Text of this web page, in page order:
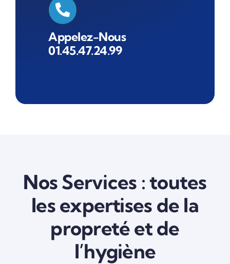
Appelez-Nous
01.45.47.24.99
Nos Services : toutes
les expertises de la
propreté et de
l’hygiène